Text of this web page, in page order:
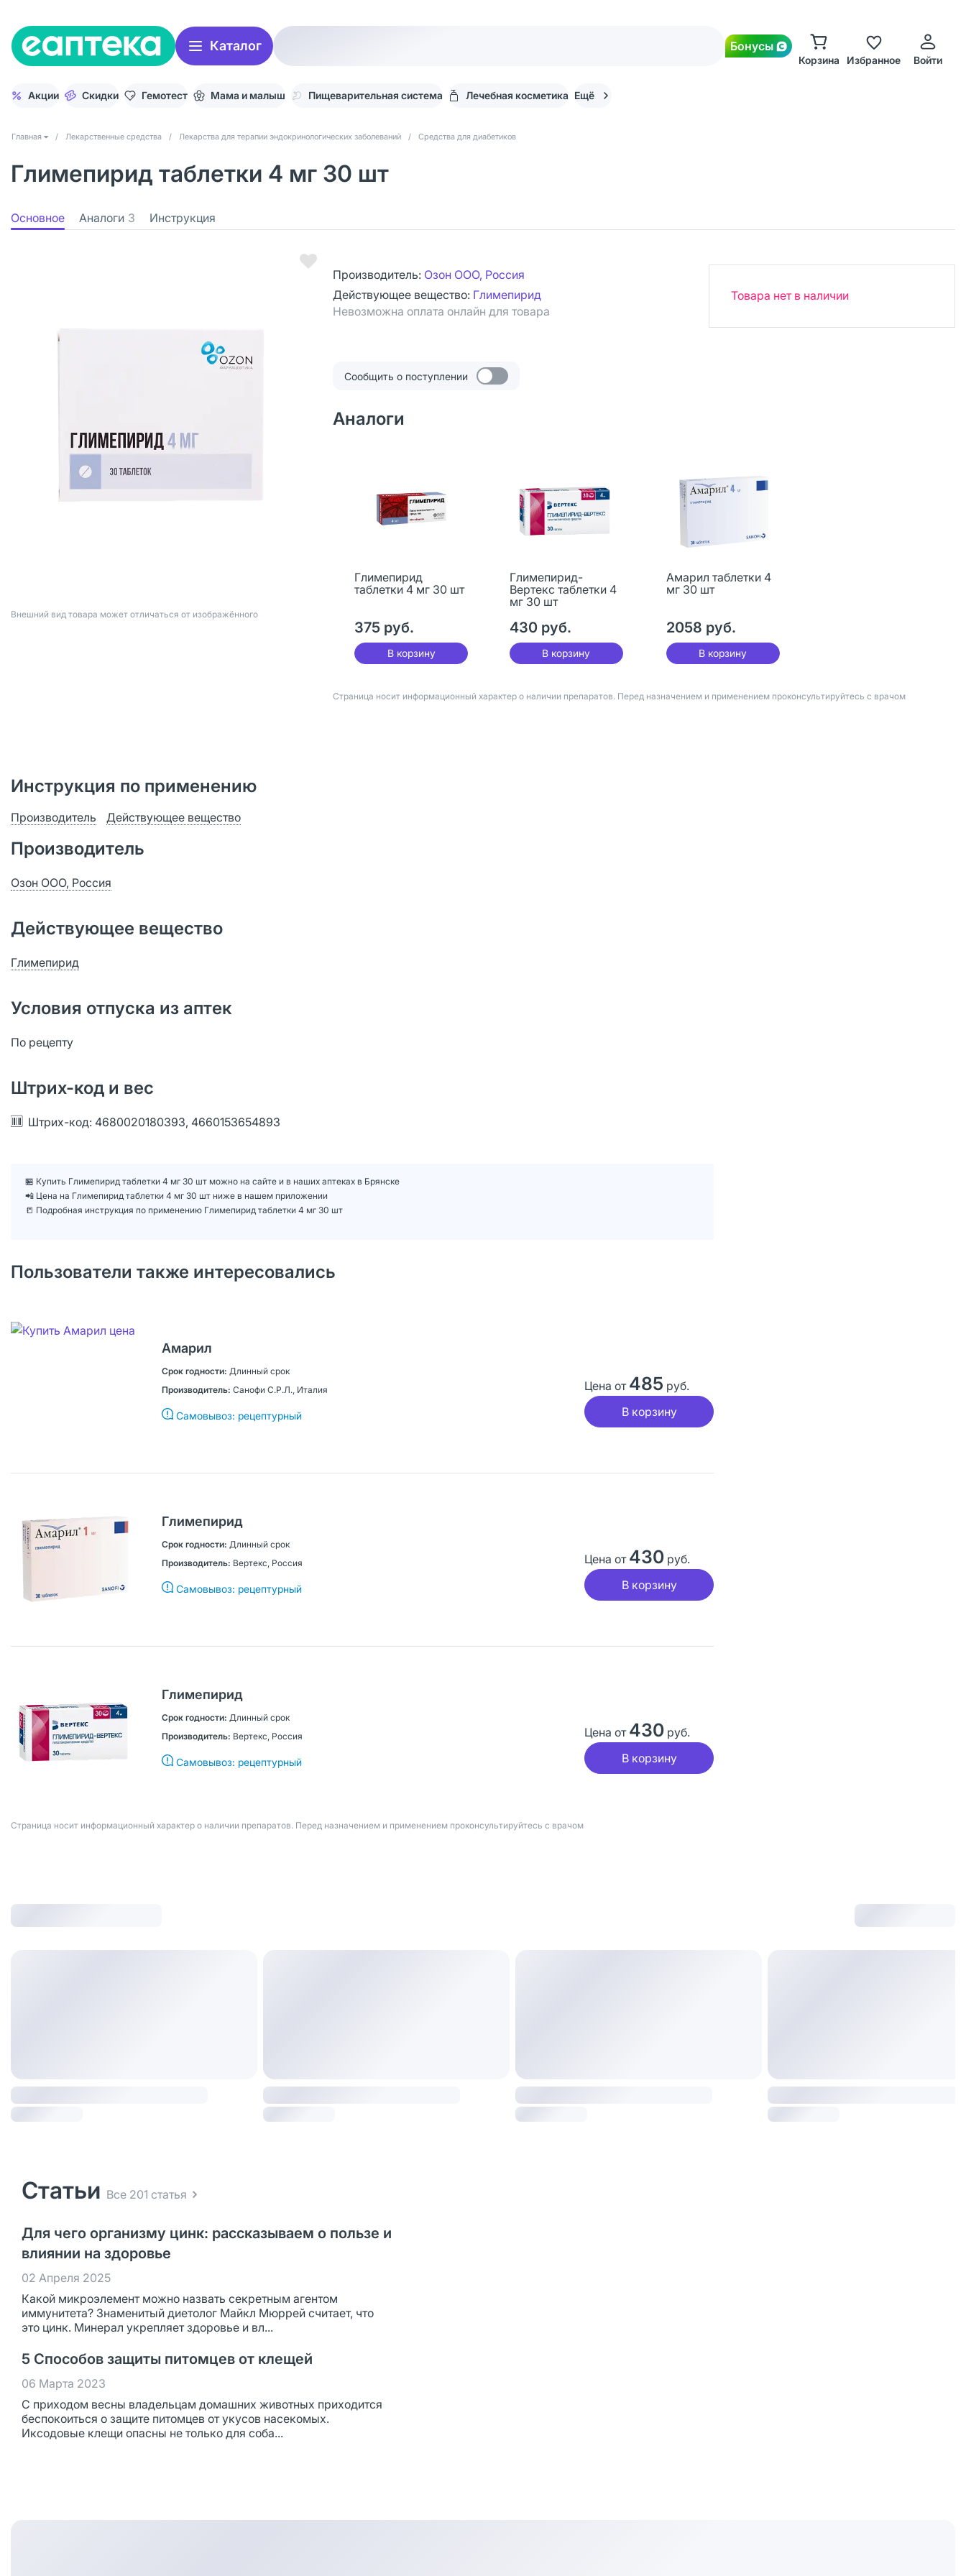
Каталог Бонусы
Корзина Избранное Войти
Акции Скидки Гемотест Мама и малыш Пищеварительная система Лечебная косметика Ещё
Главная / Лекарственные средства / Лекарства для терапии эндокринологических заболеваний / Средства для диабетиков
Глимепирид таблетки 4 мг 30 шт
Основное Аналоги 3 Инструкция
Bнешний вид товара может отличаться от изображённого
Производитель: Озон ООО, Россия
Действующее вещество: Глимепирид
Невозможна оплата онлайн для товара
Товара нет в наличии
Сообщить о поступлении
Аналоги
Глимепирид
таблетки 4 мг 30 шт
375 руб.
В корзину
Глимепирид-
Вертекс таблетки 4
мг 30 шт
430 руб.
В корзину
Амарил таблетки 4
мг 30 шт
2058 руб.
В корзину
Страница носит информационный характер о наличии препаратов. Перед назначением и применением проконсультируйтесь с врачом
Инструкция по применению
Производитель Действующее вещество
Производитель
Озон ООО, Россия
Действующее вещество
Глимепирид
Условия отпуска из аптек
По рецепту
Штрих-код и вес
Штрих-код: 4680020180393, 4660153654893
🏪 Купить Глимепирид таблетки 4 мг 30 шт можно на сайте и в наших аптеках в Брянске
📲 Цена на Глимепирид таблетки 4 мг 30 шт ниже в нашем приложении
📒 Подробная инструкция по применению Глимепирид таблетки 4 мг 30 шт
Пользователи также интересовались
Амарил
Длинный срок
Санофи С.Р.Л., Италия
Самовывоз: рецептурный
Цена от 485 руб.
В корзину
Глимепирид
Длинный срок
Вертекс, Россия
Самовывоз: рецептурный
Цена от 430 руб.
В корзину
Глимепирид
Длинный срок
Вертекс, Россия
Самовывоз: рецептурный
Цена от 430 руб.
В корзину
Страница носит информационный характер о наличии препаратов. Перед назначением и применением проконсультируйтесь с врачом
Статьи Все 201 статья
Для чего организму цинк: рассказываем о пользе и
влиянии на здоровье
02 Апреля 2025
Какой микроэлемент можно назвать секретным агентом
иммунитета? Знаменитый диетолог Майкл Мюррей считает, что
это цинк. Минерал укрепляет здоровье и вл...
5 Способов защиты питомцев от клещей
06 Марта 2023
С приходом весны владельцам домашних животных приходится
беспокоиться о защите питомцев от укусов насекомых.
Иксодовые клещи опасны не только для соба...